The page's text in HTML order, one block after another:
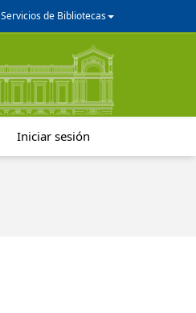
Servicios de Bibliotecas
Iniciar sesión